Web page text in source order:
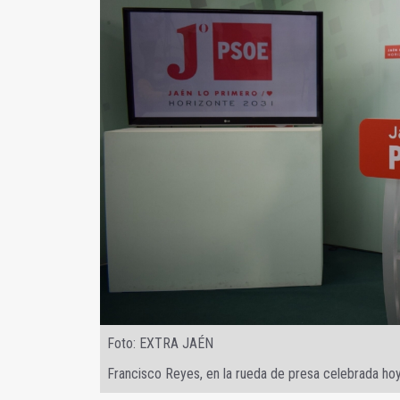
Foto: EXTRA JAÉN
Francisco Reyes, en la rueda de presa celebrada